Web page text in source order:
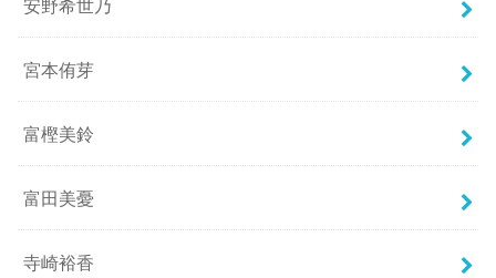
安野希世乃
宮本侑芽
富樫美鈴
富田美憂
寺崎裕香